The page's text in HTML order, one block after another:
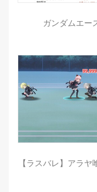
ガンダムエー
【ラスバレ】アラ